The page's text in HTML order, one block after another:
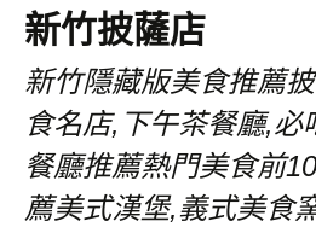
新竹披薩店
新竹隱藏版美食推薦
食名店,下午茶餐廳,必
餐廳推薦熱門美食前
薦美式漢堡,義式美食